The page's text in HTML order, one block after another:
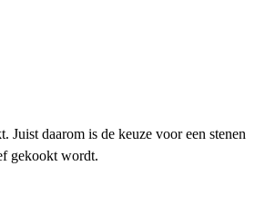
daarom is de keuze voor een stenen
gekookt wordt.